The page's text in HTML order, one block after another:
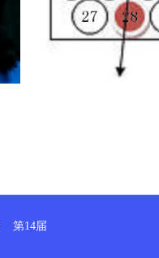
第14届